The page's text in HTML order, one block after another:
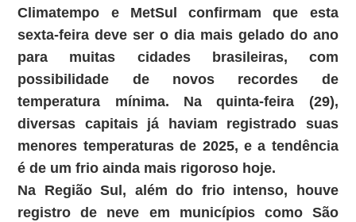
Climatempo e MetSul confirmam que esta
sexta-feira deve ser o dia mais gelado do ano
para muitas cidades brasileiras, com
possibilidade de novos recordes de
temperatura mínima. Na quinta-feira (29),
diversas capitais já haviam registrado suas
menores temperaturas de 2025, e a tendência
é de um frio ainda mais rigoroso hoje.
Na Região Sul, além do frio intenso, houve
registro de neve em municípios como São